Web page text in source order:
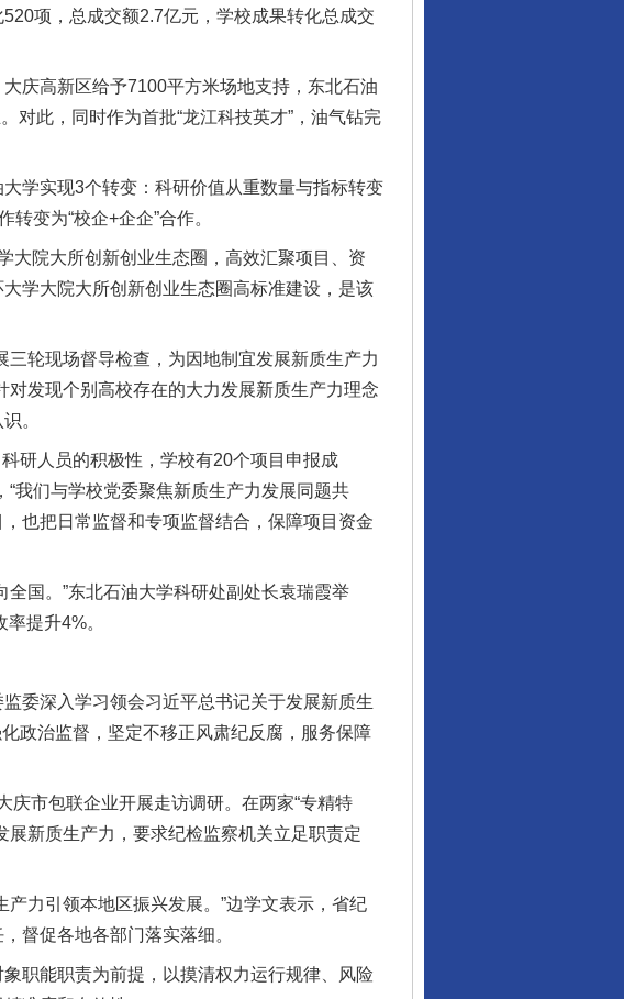
项，总成交额2.7亿元，学校成果转化总成交
庆高新区给予7100平方米场地支持，东北石油
对此，同时作为首批“龙江科技英才”，油气钻完
学实现3个转变：科研价值从重数量与指标转变
变为“校企+企企”合作。
院大所创新创业生态圈，高效汇聚项目、资
学大院大所创新创业生态圈高标准建设，是该
轮现场督导检查，为因地制宜发展新质生产力
发现个别高校存在的大力发展新质生产力理念
。
研人员的积极性，学校有20个项目申报成
我们与学校党委聚焦新质生产力发展同题共
也把日常监督和专项监督结合，保障项目资金
国。”东北石油大学科研处副处长袁瑞霞举
提升4%。
委深入学习领会习近平总书记关于发展新质生
化政治监督，坚定不移正风肃纪反腐，服务保障
市包联企业开展走访调研。在两家“专精特
新质生产力，要求纪检监察机关立足职责定
力引领本地区振兴发展。”边学文表示，省纪
督促各地各部门落实落细。
职能职责为前提，以摸清权力运行规律、风险